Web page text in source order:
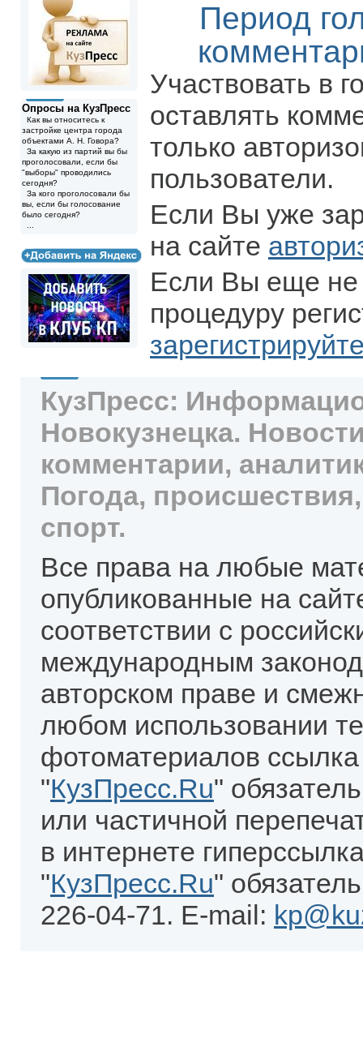
Опросы на КузПресс
Как вы относитесь к
застройке центра города
объектами А. Н. Говора?
За какую из партий вы бы
проголосовали, если бы
"выборы" проводились
сегодня?
За кого проголосовали бы
вы, если бы голосование
было сегодня?
Период
Участвовать в
оставлять
только
пользователи.
Если Вы уже
на сайте
Если Вы еще не
процедуру
КузПресс:
Новокузнецка.
комментарии,
Погода,
спорт.
Все права на любые
опубликованные на
соответствии с
международным
авторском праве и
любом использовании
фотоматериалов
"КузПресс.Ru"
или частичной
в интернете
"КузПресс.Ru"
226-04-71. E-mail: